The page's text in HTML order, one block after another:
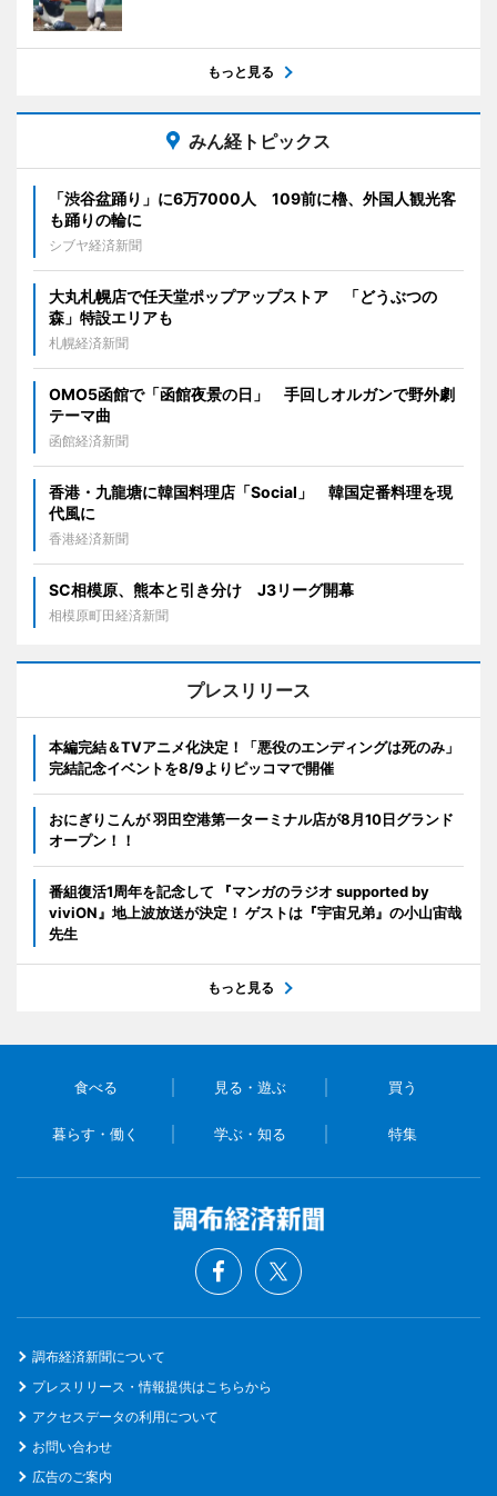
もっと見る
みん経トピックス
「渋谷盆踊り」に6万7000人 109前に櫓、外国人観光客
も踊りの輪に
シブヤ経済新聞
大丸札幌店で任天堂ポップアップストア 「どうぶつの
森」特設エリアも
札幌経済新聞
OMO5函館で「函館夜景の日」 手回しオルガンで野外劇
テーマ曲
函館経済新聞
香港・九龍塘に韓国料理店「Social」 韓国定番料理を現
代風に
香港経済新聞
SC相模原、熊本と引き分け J3リーグ開幕
相模原町田経済新聞
プレスリリース
本編完結＆TVアニメ化決定！「悪役のエンディングは死のみ」
完結記念イベントを8/9よりピッコマで開催
おにぎりこんが 羽田空港第一ターミナル店が8月10日グランド
オープン！！
番組復活1周年を記念して 『マンガのラジオ supported by
viviON』地上波放送が決定！ ゲストは『宇宙兄弟』の小山宙哉
先生
もっと見る
食べる 見る・遊ぶ 買う
暮らす・働く 学ぶ・知る 特集
調布経済新聞について
プレスリリース・情報提供はこちらから
アクセスデータの利用について
お問い合わせ
広告のご案内